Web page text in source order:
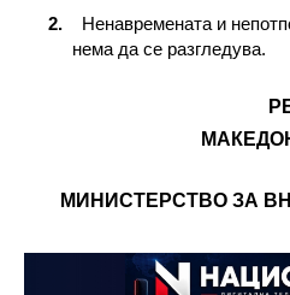
Ненавремената и
нема да се разгледува.
МИНИСТЕРСТВО ЗА